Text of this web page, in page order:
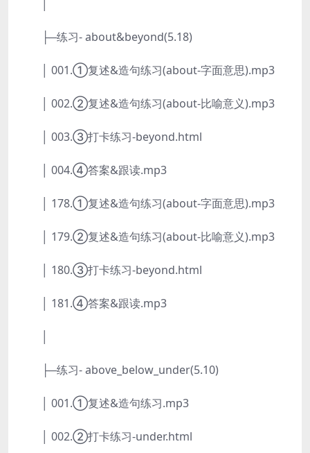
├─练习- about&beyond(5.18)
│ 001.①复述&造句练习(about-字面意思).mp3
│ 002.②复述&造句练习(about-比喻意义).mp3
│ 003.③打卡练习-beyond.html
│ 004.④答案&跟读.mp3
│ 178.①复述&造句练习(about-字面意思).mp3
│ 179.②复述&造句练习(about-比喻意义).mp3
│ 180.③打卡练习-beyond.html
│ 181.④答案&跟读.mp3
├─练习- above_below_under(5.10)
│ 001.①复述&造句练习.mp3
│ 002.②打卡练习-under.html